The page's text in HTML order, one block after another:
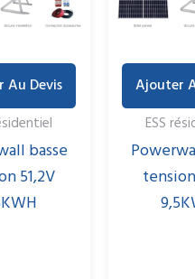
Au Devis
basse
51,2V
Ajouter
ESS